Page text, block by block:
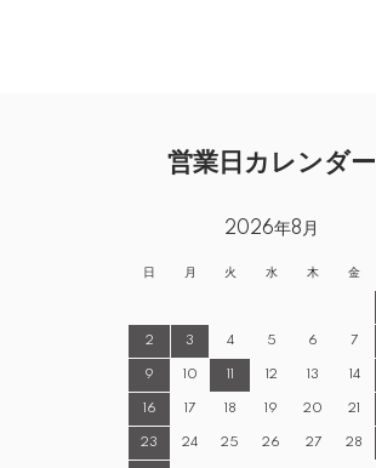
営業日カレンダー
2026年8月
日 月 火 水 木 金
2 3 4 5 6 7
9 10 11 12 13 14
16 17 18 19 20 21
23 24 25 26 27 28